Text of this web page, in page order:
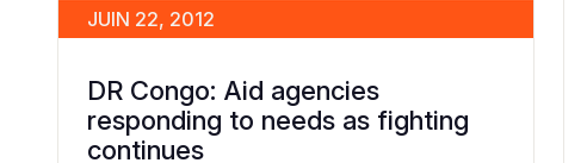
JUIN 22, 2012
DR Congo: Aid agencies
responding to needs as fighting
continues